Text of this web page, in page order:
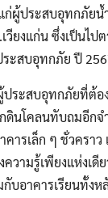
ก่ผู้ประสบอุทกภัยน้
เวียงแก่น ซึ่งเป็นไ
ะสบอุทกภัย ปี
ประสบอุทกภัยที่ต้
กดินโคลนทับถมอีก
คารเล็ก ๆ ชั่วครา
ความรู้เพียงแห่งเ
บอาคารเรียนทั้งห